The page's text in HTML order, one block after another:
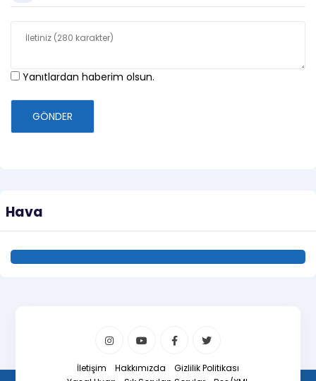
Yanıtlardan haberim olsun.
GÖNDER
Hava
İletişim Hakkımızda
Gizlilik Politikası